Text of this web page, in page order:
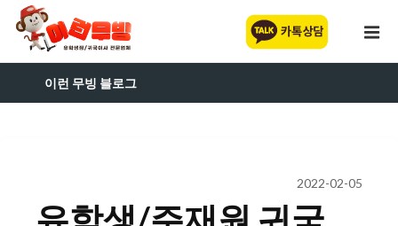
이런 무빙 블로그
2022-02-05